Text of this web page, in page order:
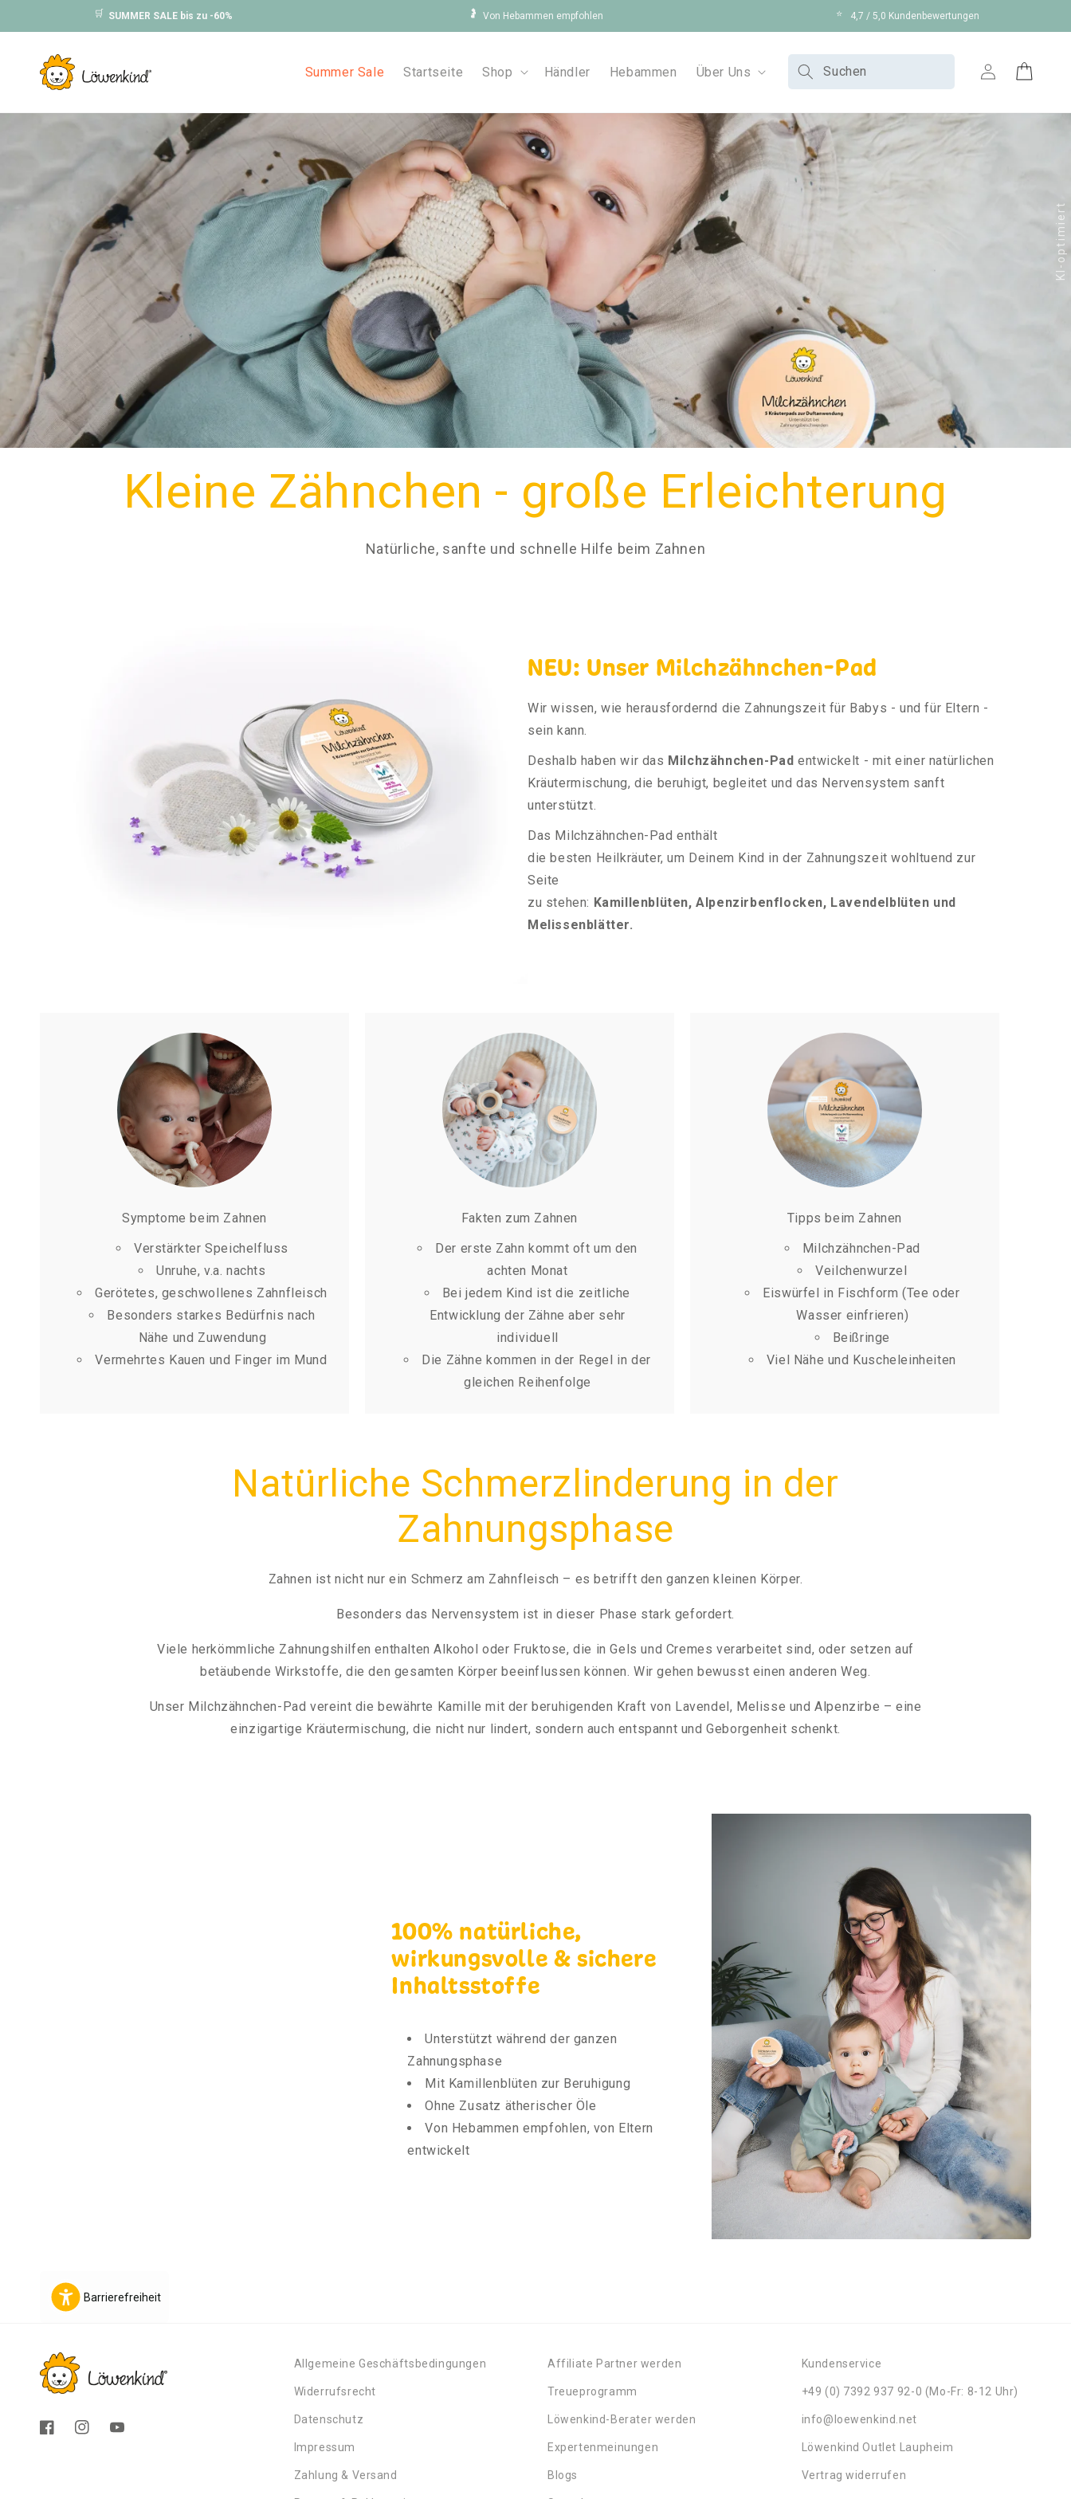
Inhalt
🛒 SUMMER SALE bis zu -60% 🤰 Von Hebammen empfohlen ⭐ 4,7 / 5,0 Kundenbewertungen
Summer Sale Startseite Shop Händler Hebammen Über Uns Suchen EinloggenWarenkorb
KI-optimiert
Kleine Zähnchen - große Erleichterung
Natürliche, sanfte und schnelle Hilfe beim Zahnen
NEU: Unser Milchzähnchen-Pad
Wir wissen, wie herausfordernd die Zahnungszeit für Babys - und für Eltern -
sein kann.
Deshalb haben wir das Milchzähnchen-Padentwickelt - mit einer natürlichen
Kräutermischung, die beruhigt, begleitet und das Nervensystem sanft
unterstützt.
Das Milchzähnchen-Pad enthält
die besten Heilkräuter, um Deinem Kind in der Zahnungszeit wohltuend zur
Seite
zu stehen: Kamillenblüten, Alpenzirbenflocken, Lavendelblüten und
Melissenblätter.
Symptome beim Zahnen
Verstärkter Speichelfluss
Unruhe, v.a. nachts
Gerötetes, geschwollenes Zahnfleisch
Besonders starkes Bedürfnis nach
Nähe und Zuwendung
Vermehrtes Kauen und Finger im Mund
Fakten zum Zahnen
Der erste Zahn kommt oft um den
achten Monat
Bei jedem Kind ist die zeitliche
Entwicklung der Zähne aber sehr
individuell
Die Zähne kommen in der Regel in der
gleichen Reihenfolge
Tipps beim Zahnen
Milchzähnchen-Pad
Veilchenwurzel
Eiswürfel in Fischform (Tee oder
Wasser einfrieren)
Beißringe
Viel Nähe und Kuscheleinheiten
Natürliche Schmerzlinderung in der
Zahnungsphase
Zahnen ist nicht nur ein Schmerz am Zahnfleisch – es betrifft den ganzen kleinen Körper.
Besonders das Nervensystem ist in dieser Phase stark gefordert.
Viele herkömmliche Zahnungshilfen enthalten Alkohol oder Fruktose, die in Gels und Cremes verarbeitet sind, oder setzen auf
betäubende Wirkstoffe, die den gesamten Körper beeinflussen können. Wir gehen bewusst einen anderen Weg.
Unser Milchzähnchen-Pad vereint die bewährte Kamille mit der beruhigenden Kraft von Lavendel, Melisse und Alpenzirbe – eine
einzigartige Kräutermischung, die nicht nur lindert, sondern auch entspannt und Geborgenheit schenkt.
100% natürliche,
wirkungsvolle & sichere
Inhaltsstoffe
Unterstützt während der ganzen
Zahnungsphase
Mit Kamillenblüten zur Beruhigung
Ohne Zusatz ätherischer Öle
Von Hebammen empfohlen, von Eltern
entwickelt
Barrierefreiheit
FacebookInstagramYouTube
Allgemeine Geschäftsbedingungen
Widerrufsrecht
Datenschutz
Impressum
Zahlung & Versand
Affiliate Partner werden
Treueprogramm
Löwenkind-Berater werden
Expertenmeinungen
Blogs
Kundenservice
+49 (0) 7392 937 92-0 (Mo-Fr: 8-12 Uhr)
info@loewenkind.net
Löwenkind Outlet Laupheim
Vertrag widerrufen